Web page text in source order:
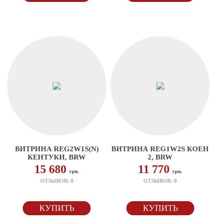
ВИТРИНА REG2W1S(N)
КЕНТУКИ, BRW
15 680грн.
ОТЗЫВОВ: 0
КУПИТЬ
ВИТРИНА REG1W2S КОЕН
2, BRW
11 770грн.
ОТЗЫВОВ:0
КУПИТЬ